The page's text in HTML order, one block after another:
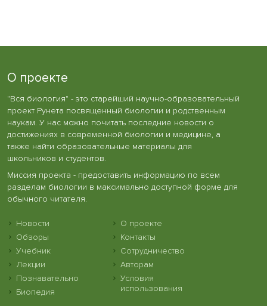
О проекте
"Вся биология" - это старейший научно-образовательный
проект Рунета посвященный биологии и родственным
наукам. У нас можно почитать последние новости о
достижениях в современной биологии и медицине, а
также найти образовательные материалы для
школьников и студентов.
Миссия проекта - предоставить информацию по всем
разделам биологии в максимально доступной форме для
обычного читателя.
Новости
Обзоры
Учебник
Лекции
Познавательно
Биопедия
О проекте
Контакты
Сотрудничество
Авторам
Условия
использования